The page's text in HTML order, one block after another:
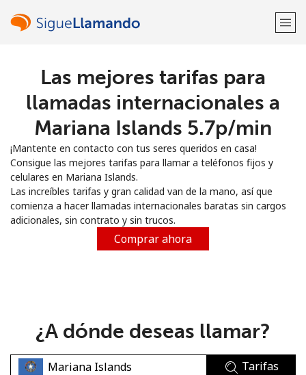
¡Bienvenido!
Regístrate con
o
Las mejores tarifas para
llamadas internacionales a
Mariana Islands ⁦5.7p⁩/min
¡Mantente en contacto con tus seres queridos en casa!
Consigue las mejores tarifas para llamar a teléfonos fijos y
celulares en Mariana Islands.
Las increíbles tarifas y gran calidad van de la mano, así que
comienza a hacer llamadas internacionales baratas sin cargos
adicionales, sin contrato y sin trucos.
Comprar ahora
¿A dónde deseas llamar?
Tarifas